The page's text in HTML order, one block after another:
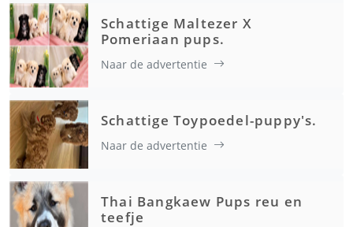
Schattige Maltezer X
Pomeriaan pups.
Naar de advertentie
Schattige Toypoedel-puppy's.
Naar de advertentie
Thai Bangkaew Pups reu en
teefje